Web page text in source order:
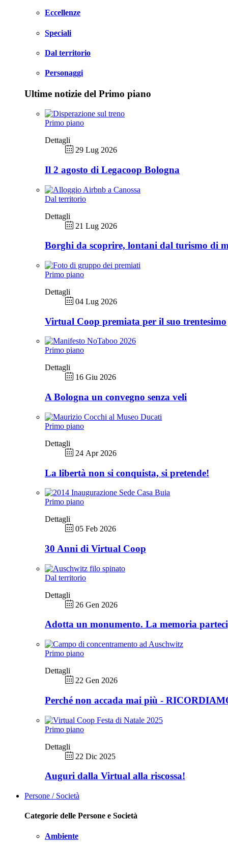
Eccellenze
Speciali
Dal territorio
Personaggi
Ultime notizie del Primo piano
Primo piano
Dettagli
29 Lug 2026
Il 2 agosto di Legacoop Bologna
Dal territorio
Dettagli
21 Lug 2026
Borghi da scoprire, lontani dal turismo di
Primo piano
Dettagli
04 Lug 2026
Virtual Coop premiata per il suo trentesimo
Primo piano
Dettagli
16 Giu 2026
A Bologna un convegno senza veli
Primo piano
Dettagli
24 Apr 2026
La libertà non si conquista, si pretende!
Primo piano
Dettagli
05 Feb 2026
30 Anni di Virtual Coop
Dal territorio
Dettagli
26 Gen 2026
Adotta un monumento. La memoria
Primo piano
Dettagli
22 Gen 2026
Perché non accada mai più -
Primo piano
Dettagli
22 Dic 2025
Auguri dalla Virtual alla riscossa!
Persone / Società
Categorie delle Persone e Società
Ambiente